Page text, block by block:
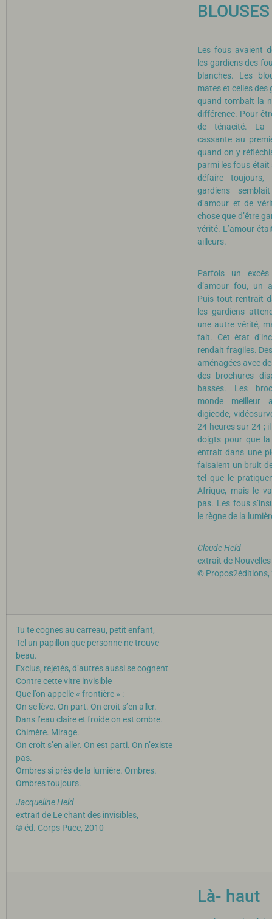
Les fous avaient
les gardiens des
blanches. Les
mates et celles
quand tombait la
différence. Pour
de ténacité. La
cassante au
quand on y
parmi les fous était
défaire
gardiens
d’amour et de
chose que d’être
vérité. L’amour
ailleurs.
Parfois un
d’amour fou, un
Puis tout rentrait
les gardiens
une autre vérité,
fait. Cet état
rendait fragiles.
aménagées avec
des brochures
basses. Les
monde meilleur
digicode,
24 heures sur 24 ;
doigts pour que la
entrait dans une
faisaient un bruit
tel que le
Afrique, mais le
pas. Les fous
le règne de la
Claude Held
extrait de
© Propos2éditions,
Tu te cognes au carreau, petit enfant,
Tel un papillon que personne ne trouve
beau.
Exclus, rejetés, d’autres aussi se cognent
Contre cette vitre invisible
Que l’on appelle « frontière » :
On se lève. On part. On croit s’en aller.
Dans l’eau claire et froide on est ombre.
Chimère. Mirage.
On croit s’en aller. On est parti. On n’existe
pas.
Ombres si près de la lumière. Ombres.
Ombres toujours.
Jacqueline Held
extrait de Le chant des invisibles,
© éd. Corps Puce, 2010
Là- haut